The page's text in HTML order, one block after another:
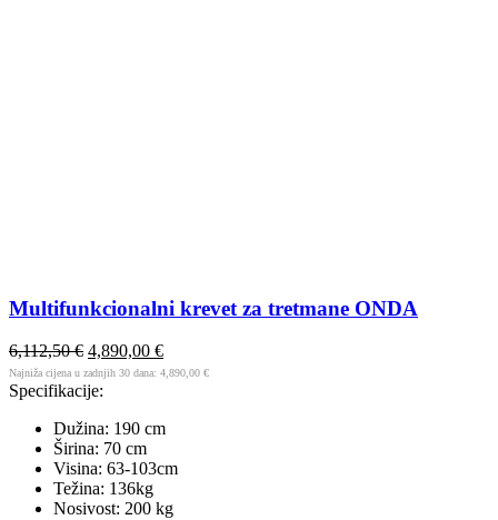
Multifunkcionalni krevet za tretmane ONDA
6,112,50€ 4,890,00 €
Najniža cijena u zadnjih 30 dana: 4,890,00 €
Specifikacije:
Dužina: 190 cm
Širina: 70 cm
Visina: 63-103cm
Težina: 136kg
Nosivost: 200 kg